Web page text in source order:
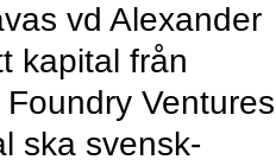
vd Alexander
kapital från
Ventures
ska svensk-